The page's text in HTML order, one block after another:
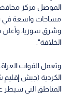
الموصل مركز
مساحات واسعة في
وشرق سوريا، وأعلن
الخلافة".
وتعمل القوات
الكردية (جيش
المناطق التي سيطر